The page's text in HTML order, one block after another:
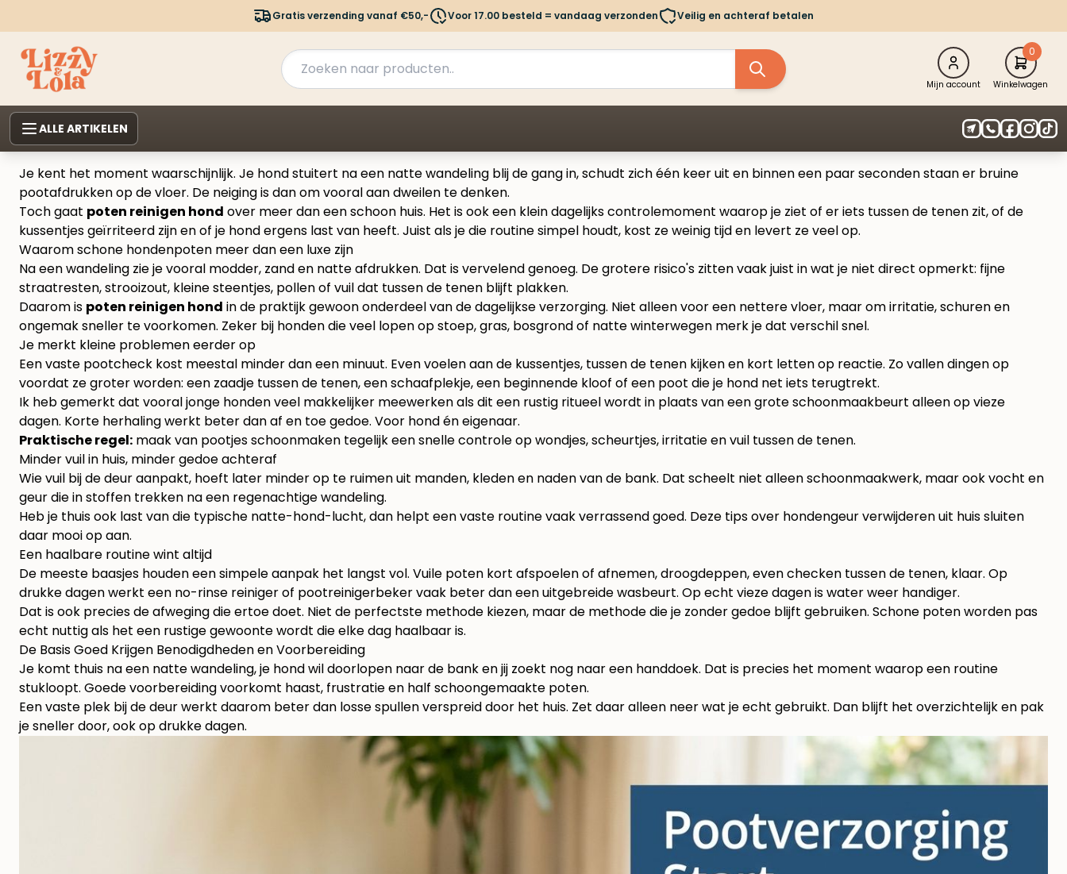
Gratis verzending vanaf €50,- Voor 17.00 besteld = vandaag verzonden Veilig en achteraf betalen
Mijn account
0
Winkelwagen
ALLE ARTIKELEN
Je kent het moment waarschijnlijk. Je hond stuitert na een natte wandeling blij de gang in, schudt zich één keer uit en binnen een paar seconden staan er bruine
pootafdrukken op de vloer. De neiging is dan om vooral aan dweilen te denken.
Toch gaat poten reinigen hond over meer dan een schoon huis. Het is ook een klein dagelijks controlemoment waarop je ziet of er iets tussen de tenen zit, of de
kussentjes geïrriteerd zijn en of je hond ergens last van heeft. Juist als je die routine simpel houdt, kost ze weinig tijd en levert ze veel op.
Waarom schone hondenpoten meer dan een luxe zijn
Na een wandeling zie je vooral modder, zand en natte afdrukken. Dat is vervelend genoeg. De grotere risico's zitten vaak juist in wat je niet direct opmerkt: fijne
straatresten, strooizout, kleine steentjes, pollen of vuil dat tussen de tenen blijft plakken.
Daarom is poten reinigen hond in de praktijk gewoon onderdeel van de dagelijkse verzorging. Niet alleen voor een nettere vloer, maar om irritatie, schuren en
ongemak sneller te voorkomen. Zeker bij honden die veel lopen op stoep, gras, bosgrond of natte winterwegen merk je dat verschil snel.
Je merkt kleine problemen eerder op
Een vaste pootcheck kost meestal minder dan een minuut. Even voelen aan de kussentjes, tussen de tenen kijken en kort letten op reactie. Zo vallen dingen op
voordat ze groter worden: een zaadje tussen de tenen, een schaafplekje, een beginnende kloof of een poot die je hond net iets terugtrekt.
Ik heb gemerkt dat vooral jonge honden veel makkelijker meewerken als dit een rustig ritueel wordt in plaats van een grote schoonmaakbeurt alleen op vieze
dagen. Korte herhaling werkt beter dan af en toe gedoe. Voor hond én eigenaar.
Praktische regel: maak van pootjes schoonmaken tegelijk een snelle controle op wondjes, scheurtjes, irritatie en vuil tussen de tenen.
Minder vuil in huis, minder gedoe achteraf
Wie vuil bij de deur aanpakt, hoeft later minder op te ruimen uit manden, kleden en naden van de bank. Dat scheelt niet alleen schoonmaakwerk, maar ook vocht en
geur die in stoffen trekken na een regenachtige wandeling.
Heb je thuis ook last van die typische natte-hond-lucht, dan helpt een vaste routine vaak verrassend goed. Deze tips over hondengeur verwijderen uit huissluiten
daar mooi op aan.
Een haalbare routine wint altijd
De meeste baasjes houden een simpele aanpak het langst vol. Vuile poten kort afspoelen of afnemen, droogdeppen, even checken tussen de tenen, klaar. Op
drukke dagen werkt een no-rinse reiniger of pootreinigerbeker vaak beter dan een uitgebreide wasbeurt. Op echt vieze dagen is water weer handiger.
Dat is ook precies de afweging die ertoe doet. Niet de perfectste methode kiezen, maar de methode die je zonder gedoe blijft gebruiken. Schone poten worden pas
echt nuttig als het een rustige gewoonte wordt die elke dag haalbaar is.
De Basis Goed Krijgen Benodigdheden en Voorbereiding
Je komt thuis na een natte wandeling, je hond wil doorlopen naar de bank en jij zoekt nog naar een handdoek. Dat is precies het moment waarop een routine
stukloopt. Goede voorbereiding voorkomt haast, frustratie en half schoongemaakte poten.
Een vaste plek bij de deur werkt daarom beter dan losse spullen verspreid door het huis. Zet daar alleen neer wat je echt gebruikt. Dan blijft het overzichtelijk en pak
je sneller door, ook op drukke dagen.